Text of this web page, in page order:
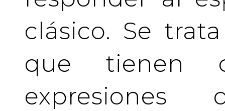
clásico. Se
que tienen